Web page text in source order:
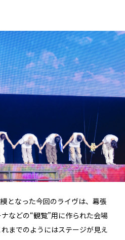
となった今回のライヴは、幕張
などの“観覧”用に作られた会場
までのようにはステージが見え